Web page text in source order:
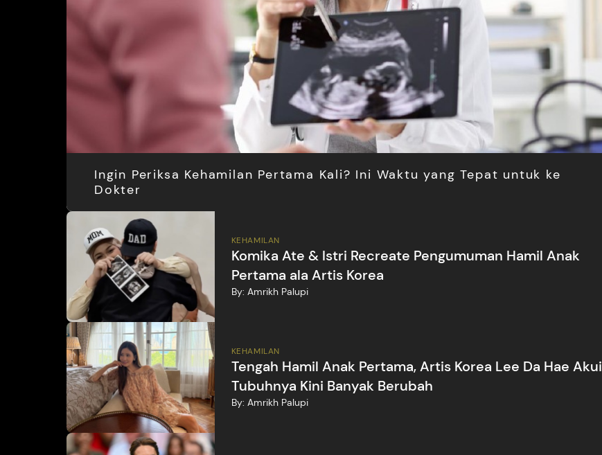
Ingin Periksa Kehamilan Pertama Kali? Ini Waktu yang Tepat untuk ke
Dokter
KEHAMILAN
Komika Ate & Istri Recreate Pengumuman Hamil Anak
Pertama ala Artis Korea
By: Amrikh Palupi
KEHAMILAN
Tengah Hamil Anak Pertama, Artis Korea Lee Da Hae Akui
Tubuhnya Kini Banyak Berubah
By: Amrikh Palupi